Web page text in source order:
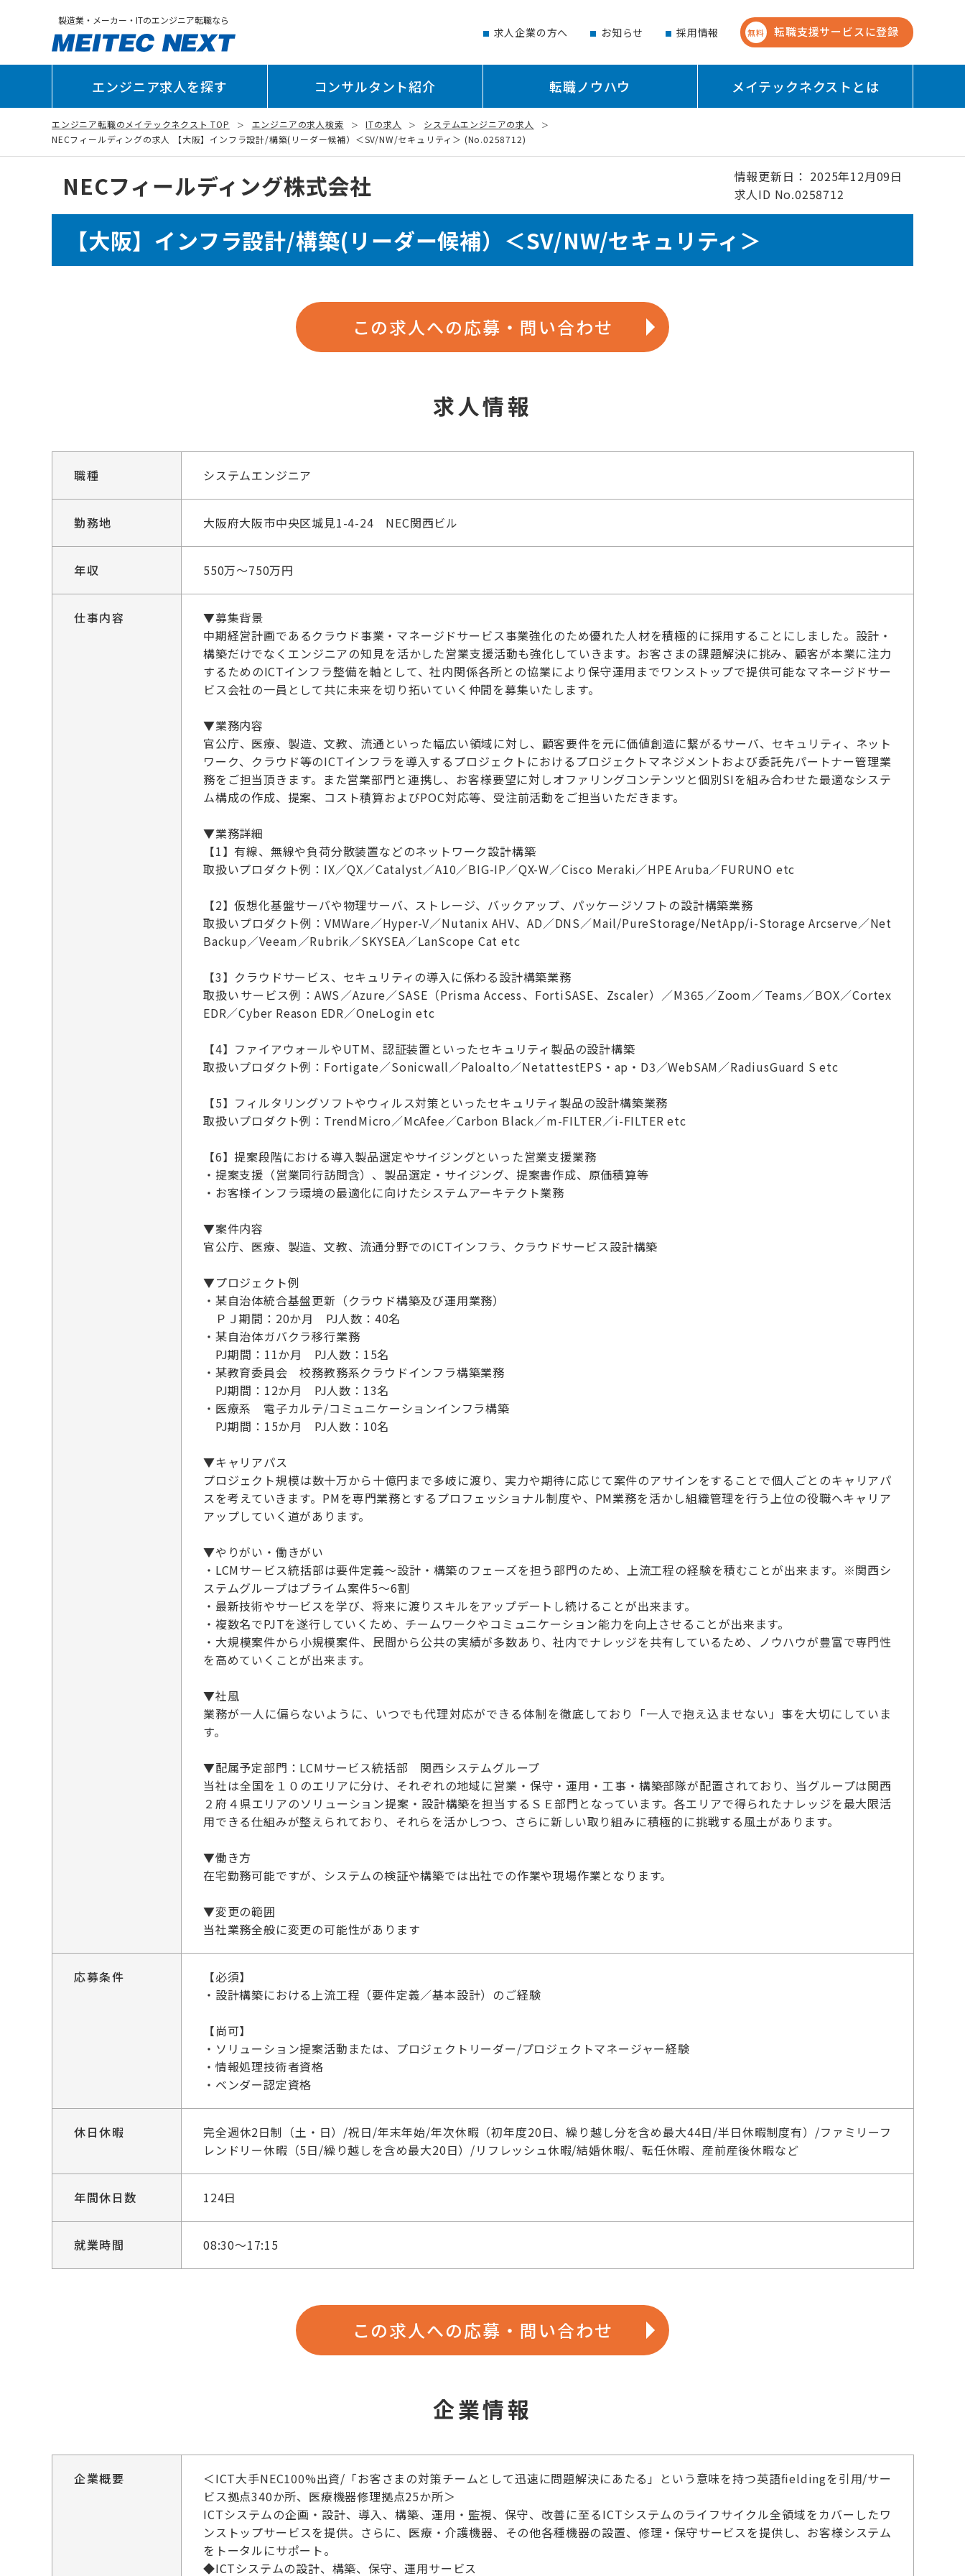
製造業・メーカー・ITのエンジニア転職なら
求人企業の方へ お知らせ 採用情報 無料 転職支援サービスに登録
エンジニア求人を探す コンサルタント紹介 転職ノウハウ メイテックネクストとは
エンジニア転職のメイテックネクスト TOP エンジニアの求人検索 ITの求人
システムエンジニアの求人
NECフィールディングの求人 【大阪】インフラ設計/構築(リーダー候補）＜SV/NW/セキュリティ＞ (No.0258712)
NECフィールディング株式会社
情報更新日： 2025年12月09日
求人ID No.0258712
【大阪】インフラ設計/構築(リーダー候補）＜SV/NW/セキュリティ＞
この求人への応募・問い合わせ
求人情報
職種 システムエンジニア
勤務地 大阪府大阪市中央区城見1-4-24 NEC関西ビル
年収 550万～750万円
仕事内容
▼募集背景
中期経営計画であるクラウド事業・マネージドサービス事業強化のため優れた人材を積極的に採用することにしました。設計・
構築だけでなくエンジニアの知見を活かした営業支援活動も強化していきます。お客さまの課題解決に挑み、顧客が本業に注力
するためのICTインフラ整備を軸として、社内関係各所との協業により保守運用までワンストップで提供可能なマネージドサー
ビス会社の一員として共に未来を切り拓いていく仲間を募集いたします。
▼業務内容
官公庁、医療、製造、文教、流通といった幅広い領域に対し、顧客要件を元に価値創造に繋がるサーバ、セキュリティ、ネット
ワーク、クラウド等のICTインフラを導入するプロジェクトにおけるプロジェクトマネジメントおよび委託先パートナー管理業
務をご担当頂きます。また営業部門と連携し、お客様要望に対しオファリングコンテンツと個別SIを組み合わせた最適なシステ
ム構成の作成、提案、コスト積算およびPOC対応等、受注前活動をご担当いただきます。
▼業務詳細
【1】有線、無線や負荷分散装置などのネットワーク設計構築
取扱いプロダクト例：IX／QX／Catalyst／A10／BIG-IP／QX-W／Cisco Meraki／HPE Aruba／FURUNO etc
【2】仮想化基盤サーバや物理サーバ、ストレージ、バックアップ、パッケージソフトの設計構築業務
取扱いプロダクト例：VMWare／Hyper-V／Nutanix AHV、AD／DNS／Mail/PureStorage/NetApp/i-Storage Arcserve／Net
Backup／Veeam／Rubrik／SKYSEA／LanScope Cat etc
【3】クラウドサービス、セキュリティの導入に係わる設計構築業務
取扱いサービス例：AWS／Azure／SASE（Prisma Access、FortiSASE、Zscaler）／M365／Zoom／Teams／BOX／Cortex
EDR／Cyber Reason EDR／OneLogin etc
【4】ファイアウォールやUTM、認証装置といったセキュリティ製品の設計構築
取扱いプロダクト例：Fortigate／Sonicwall／Paloalto／NetattestEPS・ap・D3／WebSAM／RadiusGuard S etc
【5】フィルタリングソフトやウィルス対策といったセキュリティ製品の設計構築業務
取扱いプロダクト例：TrendMicro／McAfee／Carbon Black／m-FILTER／i-FILTER etc
【6】提案段階における導入製品選定やサイジングといった営業支援業務
・提案支援（営業同行訪問含）、製品選定・サイジング、提案書作成、原価積算等
・お客様インフラ環境の最適化に向けたシステムアーキテクト業務
▼案件内容
官公庁、医療、製造、文教、流通分野でのICTインフラ、クラウドサービス設計構築
▼プロジェクト例
・某自治体統合基盤更新（クラウド構築及び運用業務）
ＰＪ期間：20か月 PJ人数：40名
・某自治体ガバクラ移行業務
PJ期間：11か月 PJ人数：15名
・某教育委員会 校務教務系クラウドインフラ構築業務
PJ期間：12か月 PJ人数：13名
・医療系 電子カルテ/コミュニケーションインフラ構築
PJ期間：15か月 PJ人数：10名
▼キャリアパス
プロジェクト規模は数十万から十億円まで多岐に渡り、実力や期待に応じて案件のアサインをすることで個人ごとのキャリアパ
スを考えていきます。PMを専門業務とするプロフェッショナル制度や、PM業務を活かし組織管理を行う上位の役職へキャリア
アップしていく道があります。
▼やりがい・働きがい
・LCMサービス統括部は要件定義～設計・構築のフェーズを担う部門のため、上流工程の経験を積むことが出来ます。※関西シ
ステムグループはプライム案件5～6割
・最新技術やサービスを学び、将来に渡りスキルをアップデートし続けることが出来ます。
・複数名でPJTを遂行していくため、チームワークやコミュニケーション能力を向上させることが出来ます。
・大規模案件から小規模案件、民間から公共の実績が多数あり、社内でナレッジを共有しているため、ノウハウが豊富で専門性
を高めていくことが出来ます。
▼社風
業務が一人に偏らないように、いつでも代理対応ができる体制を徹底しており「一人で抱え込ませない」事を大切にしていま
す。
▼配属予定部門：LCMサービス統括部 関西システムグループ
当社は全国を１０のエリアに分け、それぞれの地域に営業・保守・運用・工事・構築部隊が配置されており、当グループは関西
２府４県エリアのソリューション提案・設計構築を担当するＳＥ部門となっています。各エリアで得られたナレッジを最大限活
用できる仕組みが整えられており、それらを活かしつつ、さらに新しい取り組みに積極的に挑戦する風土があります。
▼働き方
在宅勤務可能ですが、システムの検証や構築では出社での作業や現場作業となります。
▼変更の範囲
当社業務全般に変更の可能性があります
応募条件
【必須】
・設計構築における上流工程（要件定義／基本設計）のご経験
【尚可】
・ソリューション提案活動または、プロジェクトリーダー/プロジェクトマネージャー経験
・情報処理技術者資格
・ベンダー認定資格
休日休暇
完全週休2日制（土・日）/祝日/年末年始/年次休暇（初年度20日、繰り越し分を含め最大44日/半日休暇制度有）/ファミリーフ
レンドリー休暇（5日/繰り越しを含め最大20日）/リフレッシュ休暇/結婚休暇/、転任休暇、産前産後休暇など
年間休日数 124日
就業時間 08:30～17:15
この求人への応募・問い合わせ
企業情報
企業概要
＜ICT大手NEC100%出資/「お客さまの対策チームとして迅速に問題解決にあたる」という意味を持つ英語fieldingを引用/サー
ビス拠点340か所、医療機器修理拠点25か所＞
ICTシステムの企画・設計、導入、構築、運用・監視、保守、改善に至るICTシステムのライフサイクル全領域をカバーしたワ
ンストップサービスを提供。さらに、医療・介護機器、その他各種機器の設置、修理・保守サービスを提供し、お客様システム
をトータルにサポート。
◆ICTシステムの設計、構築、保守、運用サービス